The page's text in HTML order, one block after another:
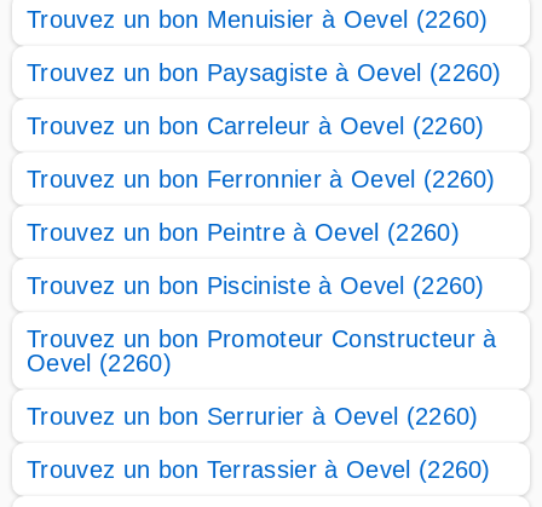
Trouvez un bon Menuisier à Oevel (2260)
Trouvez un bon Paysagiste à Oevel (2260)
Trouvez un bon Carreleur à Oevel (2260)
Trouvez un bon Ferronnier à Oevel (2260)
Trouvez un bon Peintre à Oevel (2260)
Trouvez un bon Pisciniste à Oevel (2260)
Trouvez un bon Promoteur Constructeur à
Oevel (2260)
Trouvez un bon Serrurier à Oevel (2260)
Trouvez un bon Terrassier à Oevel (2260)